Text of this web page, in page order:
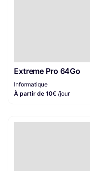
Extreme Pro 64Go
Informatique
À partir de 10€ /jour